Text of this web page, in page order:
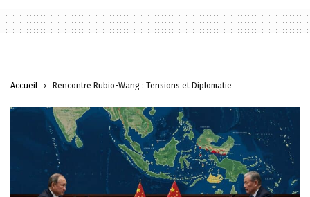
Accueil Rencontre Rubio-Wang : Tensions et Diplomatie